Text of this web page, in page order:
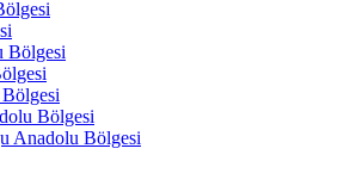
Bölgesi
Bölgesi
Anadolu Bölgesi